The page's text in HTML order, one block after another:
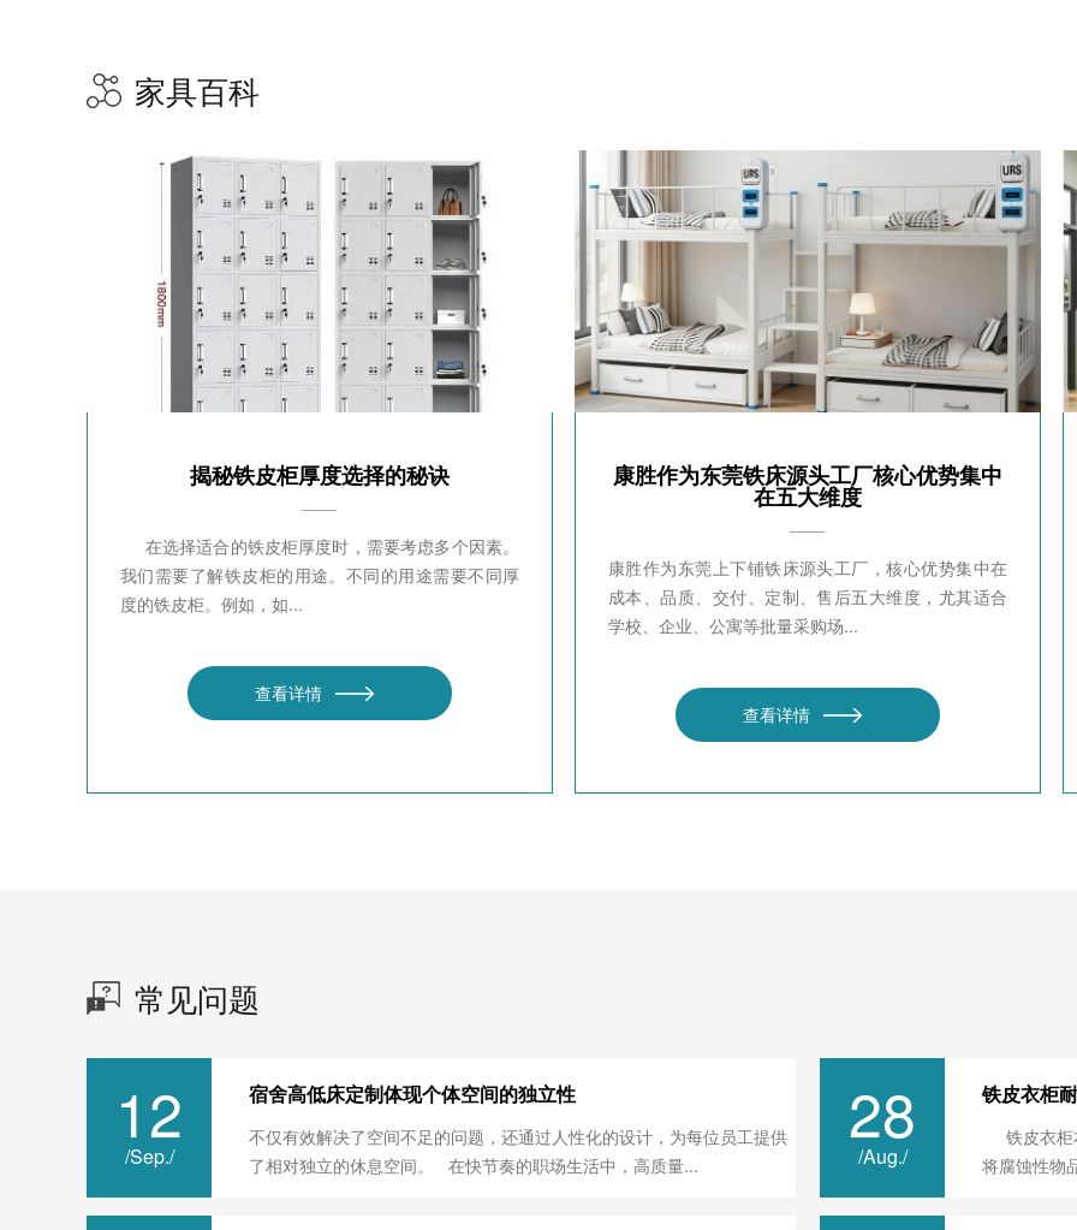
家具百科
揭秘铁皮柜厚度选择的秘诀
在选择适合的铁皮柜厚度时，需要考虑多个因素。
我们需要了解铁皮柜的用途。不同的用途需要不同厚
度的铁皮柜。例如，如...
查看详情
康胜作为东莞铁床源头工厂核心优势集中
在五大维度
康胜作为东莞上下铺铁床源头工厂，核心优势集中在
成本、品质、交付、定制、售后五大维度，尤其适合
学校、企业、公寓等批量采购场...
查看详情
常见问题
12
/Sep./
宿舍高低床定制体现个体空间的独立性
不仅有效解决了空间不足的问题，还通过人性化的设计，为每位员工提供
了相对独立的休息空间。 在快节奏的职场生活中，高质量...
28
/Aug./
铁皮衣柜
铁皮衣柜
将腐蚀性物